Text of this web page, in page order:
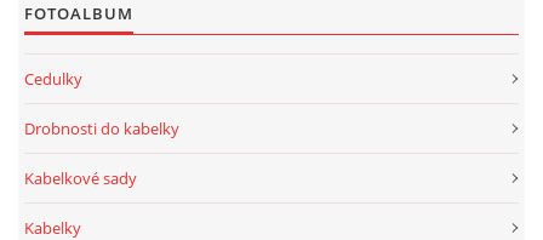
FOTOALBUM
Cedulky
Drobnosti do kabelky
Kabelkové sady
Kabelky